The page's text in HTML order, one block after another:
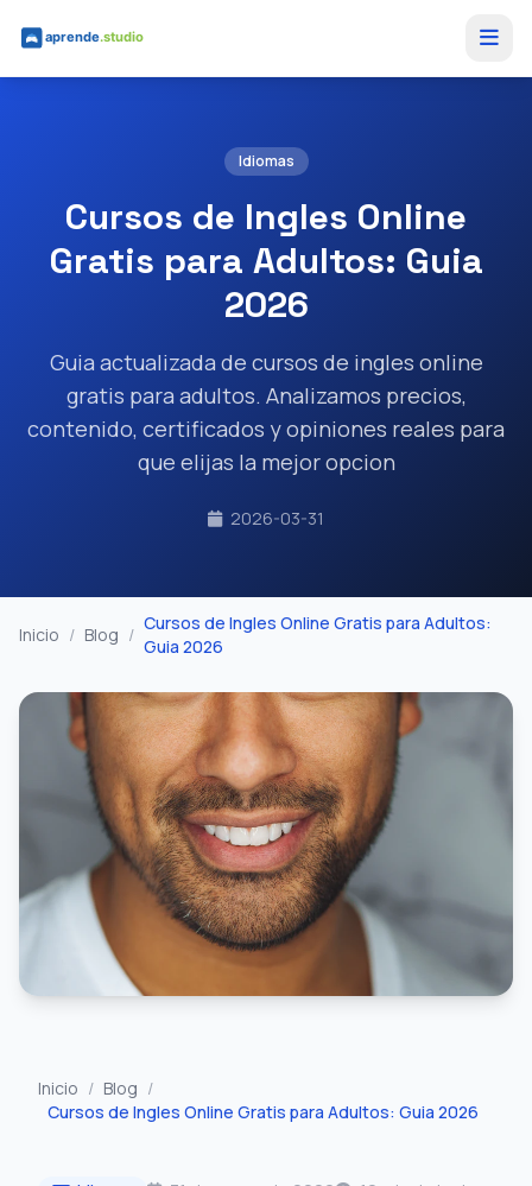
Idiomas
Cursos de Ingles Online
Gratis para Adultos: Guia
2026
Guia actualizada de cursos de ingles online
gratis para adultos. Analizamos precios,
contenido, certificados y opiniones reales para
que elijas la mejor opcion
2026-03-31
Inicio / Blog /
Cursos de Ingles Online Gratis para Adultos:
Guia 2026
Inicio / Blog /
Cursos de Ingles Online Gratis para Adultos: Guia 2026